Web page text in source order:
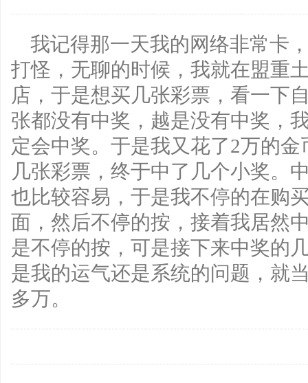
我记得那一天我的网络非常卡
打怪，无聊的时候，我就在盟重
店，于是想买几张彩票，看一下
张都没有中奖，越是没有中奖，
定会中奖。于是我又花了2万的
几张彩票，终于中了几个小奖。
也比较容易，于是我不停的在购
面，然后不停的按，接着我居然
是不停的按，可是接下来中奖的
是我的运气还是系统的问题，就
多万。